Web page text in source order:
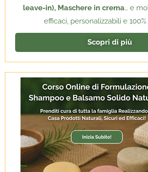
leave-in), Maschere in crema… e
efficaci, personalizzabili e
Scopri di più